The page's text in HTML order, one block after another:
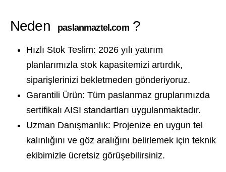
Neden paslanmaztel.com?
Hızlı Stok Teslim: 2026 yılı yatırım
planlarımızla stok kapasitemizi artırdık,
siparişlerinizi bekletmeden gönderiyoruz.
Garantili Ürün: Tüm paslanmaz gruplarımızda
sertifikalı AISI standartları uygulanmaktadır.
Uzman Danışmanlık: Projenize en uygun tel
kalınlığını ve göz aralığını belirlemek için teknik
ekibimizle ücretsiz görüşebilirsiniz.